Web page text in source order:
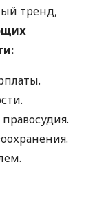
тренд,